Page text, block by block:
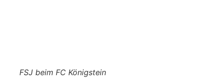
FSJ beim FC Königstein